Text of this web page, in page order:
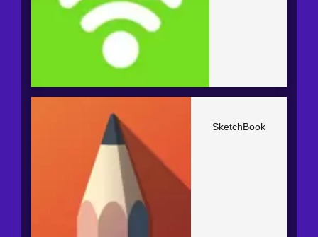
SketchBook